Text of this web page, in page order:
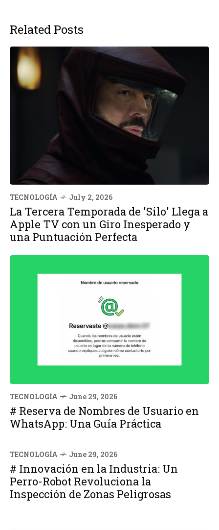
Related Posts
TECNOLOGÍA July 2, 2026
La Tercera Temporada de 'Silo' Llega a
Apple TV con un Giro Inesperado y
una Puntuación Perfecta
TECNOLOGÍA June 29, 2026
# Reserva de Nombres de Usuario en
WhatsApp: Una Guía Práctica
TECNOLOGÍA June 29, 2026
# Innovación en la Industria: Un
Perro-Robot Revoluciona la
Inspección de Zonas Peligrosas